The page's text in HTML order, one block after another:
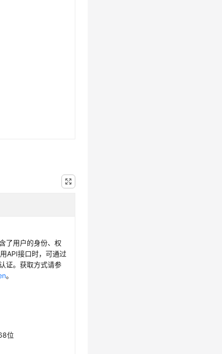
了用户的身份、权
API接口时，可通过
证。获取方式请参
。
位